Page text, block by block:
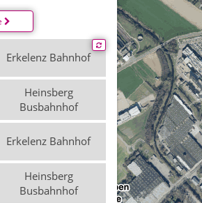
Erkelenz Bahnhof
Heinsberg
Busbahnhof
Erkelenz Bahnhof
Heinsberg
Busbahnhof